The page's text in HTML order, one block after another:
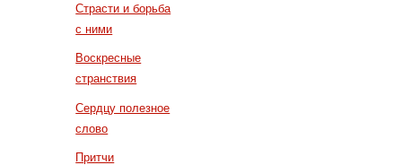
Страсти и борьба
с ними
Воскресные
странствия
Сердцу полезное
слово
Притчи